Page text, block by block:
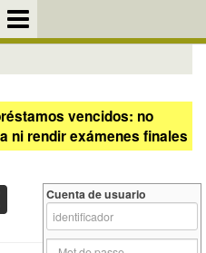
vencidos: no
ni rendir exámenes finales
Cuenta de usuario